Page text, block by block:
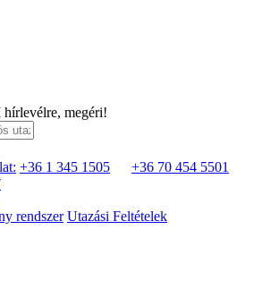
megéri!
+36 1 345 1505
+36 70 454 5501
rendszer Utazási Feltételek